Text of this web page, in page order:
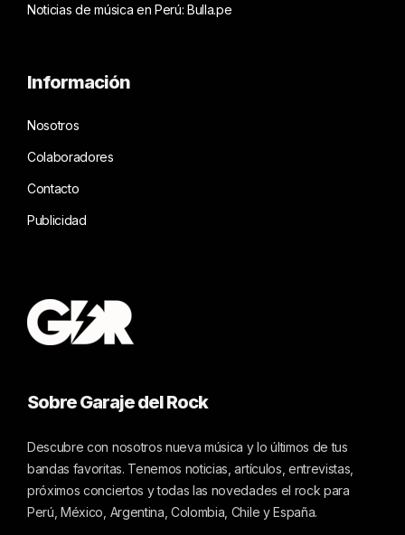
Noticias de música en Perú: Bulla.pe
Información
Nosotros
Colaboradores
Contacto
Publicidad
Sobre Garaje del Rock
Descubre con nosotros nueva música y lo últimos de tus
bandas favoritas. Tenemos noticias, artículos, entrevistas,
próximos conciertos y todas las novedades el rock para
Perú, México, Argentina, Colombia, Chile y España.